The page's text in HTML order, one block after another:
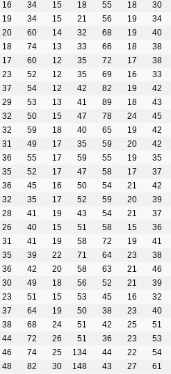
16 34 15 18 55 18 30
19 34 15 21 56 19 34
20 60 14 32 68 19 40
18 74 13 33 66 18 38
17 60 12 35 72 17 38
23 52 12 35 69 16 33
37 54 12 42 82 19 42
29 53 13 41 89 18 43
32 50 15 47 78 24 45
32 59 18 40 65 19 42
31 49 17 35 59 20 42
36 55 17 59 55 19 35
35 52 17 47 58 17 37
36 45 16 50 54 21 42
32 35 17 52 59 20 39
28 41 19 43 54 21 37
26 40 15 51 58 15 36
31 41 19 58 72 19 41
35 39 22 71 64 23 38
36 42 20 58 63 21 46
30 49 18 56 52 21 39
23 51 15 53 45 16 32
37 64 19 50 38 23 40
38 68 24 51 42 25 51
44 72 26 51 36 23 53
46 74 25 134 44 22 54
48 82 30 148 43 27 61